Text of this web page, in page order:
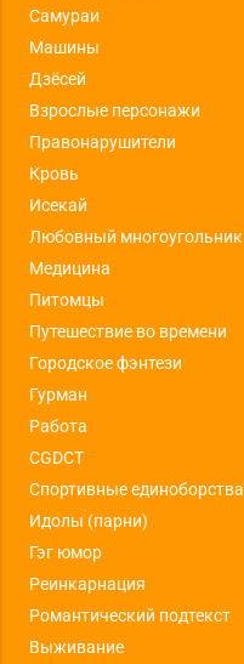
Самураи
Машины
Дзёсей
Взрослые персонажи
Правонарушители
Кровь
Исекай
Любовный многоугольник
Медицина
Питомцы
Путешествие во времени
Городское фэнтези
Гурман
Работа
CGDCT
Спортивные единоборства
Идолы (парни)
Гэг юмор
Реинкарнация
Романтический подтекст
Выживание